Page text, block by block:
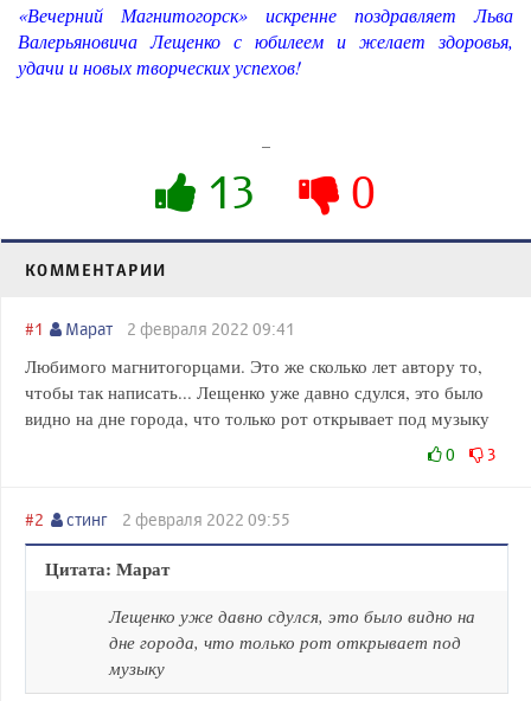
«Вечерний Магнитогорск» искренне поздравляет Льва
Валерьяновича Лещенко с юбилеем и желает здоровья,
удачи и новых творческих успехов!
13 0
КОММЕНТАРИИ
#1 Марат 2 февраля 2022 09:41
Любимого магнитогорцами. Это же сколько лет автору то,
чтобы так написать... Лещенко уже давно сдулся, это было
видно на дне города, что только рот открывает под музыку
0 3
#2 стинг 2 февраля 2022 09:55
Цитата: Марат
Лещенко уже давно сдулся, это было видно на
дне города, что только рот открывает под
музыку